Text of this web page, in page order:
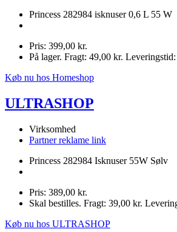
Princess 282984 isknuser 0,6 L 55 W
Pris: 399,00 kr.
På lager. Fragt: 49,00 kr.
Køb nu hos Homeshop
ULTRASHOP
Virksomhed
Partner reklame link
Princess 282984 Isknuser 55W Sølv
Pris: 389,00 kr.
Skal bestilles. Fragt: 39,00 kr.
Køb nu hos ULTRASHOP